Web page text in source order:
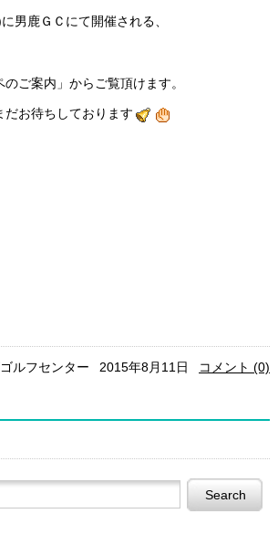
男鹿ＧＣにて開催される、
ご案内」からご覧頂けます。
だお待ちしております
ルフセンター 2015年8月11日 コメント (0)